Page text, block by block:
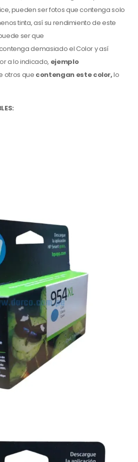
pueden ser fotos que contenga solo
tinta, así su rendimiento de este
ser que
demasiado el Colory así
a lo indicado, ejemplo
otros que contengan este color,lo